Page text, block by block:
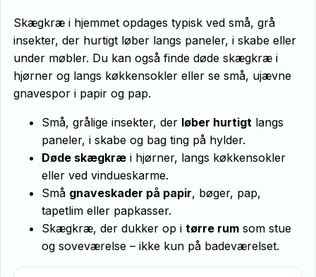
Skægkræ i hjemmet opdages typisk ved små, grå
insekter, der hurtigt løber langs paneler, i skabe eller
under møbler. Du kan også finde døde skægkræ i
hjørner og langs køkkensokler eller se små, ujævne
gnavespor i papir og pap.
Små, grålige insekter, der løber hurtigt langs
paneler, i skabe og bag ting på hylder.
Døde skægkræ i hjørner, langs køkkensokler
eller ved vindueskarme.
Små gnaveskader på papir, bøger, pap,
tapetlim eller papkasser.
Skægkræ, der dukker op i tørre rum som stue
og soveværelse – ikke kun på badeværelset.